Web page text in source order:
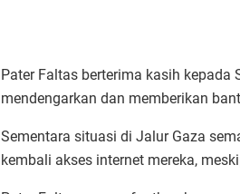
Pater Faltas berterima kasih kepada
mendengarkan dan memberikan
Sementara situasi di Jalur Gaza
kembali akses internet mereka,